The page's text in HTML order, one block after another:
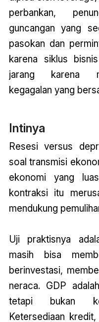
perbankan,
guncangan yang
pasokan dan
karena siklus
jarang karena
kegagalan yang
Intinya
Resesi versus
soal transmisi
ekonomi yang
kontraksi itu
mendukung
Uji praktisnya
masih bisa
berinvestasi,
neraca. GDP
tetapi bukan
Ketersediaan